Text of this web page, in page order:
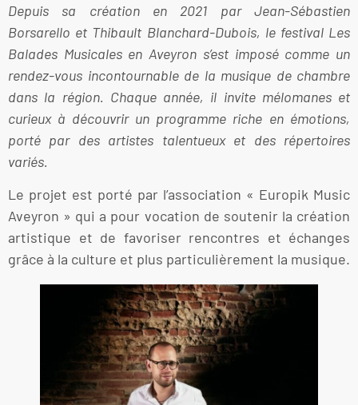
Depuis sa création en 2021 par Jean-Sébastien
Borsarello et Thibault Blanchard-Dubois, le festival Les
Balades Musicales en Aveyron s’est imposé comme un
rendez-vous incontournable de la musique de chambre
dans la région. Chaque année, il invite mélomanes et
curieux à découvrir un programme riche en émotions,
porté par des artistes talentueux et des répertoires
variés.
Le projet est porté par l’association « Europik Music
Aveyron » qui a pour vocation de soutenir la création
artistique et de favoriser rencontres et échanges
grâce à la culture et plus particulièrement la musique.